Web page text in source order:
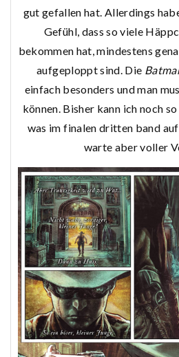
gut gefallen hat. Allerdings
Gefühl, dass so viele
bekommen hat, mindestens
aufgeploppt sind. Die
einfach besonders und man
können. Bisher kann ich noch
was im finalen dritten band
warte aber voller